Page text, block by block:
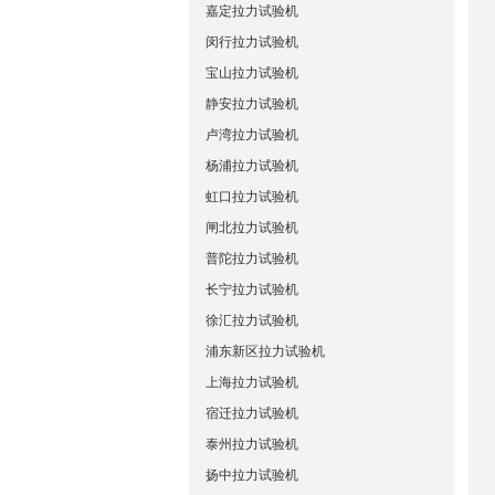
嘉定拉力试验机
闵行拉力试验机
宝山拉力试验机
静安拉力试验机
卢湾拉力试验机
杨浦拉力试验机
虹口拉力试验机
闸北拉力试验机
普陀拉力试验机
长宁拉力试验机
徐汇拉力试验机
浦东新区拉力试验机
上海拉力试验机
宿迁拉力试验机
泰州拉力试验机
扬中拉力试验机